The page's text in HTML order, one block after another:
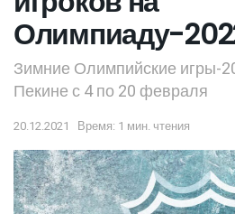
Олимпиаду-
Зимние Олимпийские игры-
Пекине с 4 по 20 февраля
20.12.2021 Время: 1 мин. чтения